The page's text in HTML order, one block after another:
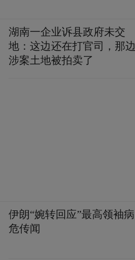
湖南一企业诉县政府未交
地：这边还在打官司，那边
涉案土地被拍卖了
伊朗“婉转回应”最高领袖病
危传闻